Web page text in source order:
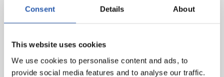
Consent Details About
This website uses cookies
We use cookies to personalise content and ads, to
provide social media features and to analyse our traffic.
equipazo!